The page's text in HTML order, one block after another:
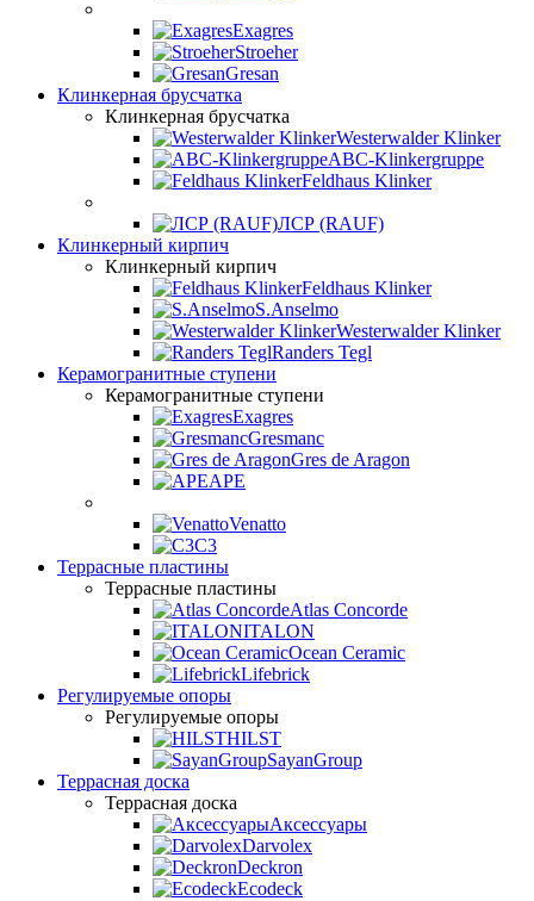
Exagres
Stroeher
Gresan
Клинкерная брусчатка
Клинкерная брусчатка
Westerwalder Klinker
ABC-Klinkergruppe
Feldhaus Klinker
ЛСР (RAUF)
Клинкерный кирпич
Клинкерный кирпич
Feldhaus Klinker
S.Anselmo
Westerwalder Klinker
Randers Tegl
Керамогранитные ступени
Керамогранитные ступени
Exagres
Gresmanc
Gres de Aragon
APE
Venatto
C3
Террасные пластины
Террасные пластины
Atlas Concorde
ITALON
Ocean Ceramic
Lifebrick
Регулируемые опоры
Регулируемые опоры
HILST
SayanGroup
Террасная доска
Террасная доска
Аксессуары
Darvolex
Deckron
Ecodeck